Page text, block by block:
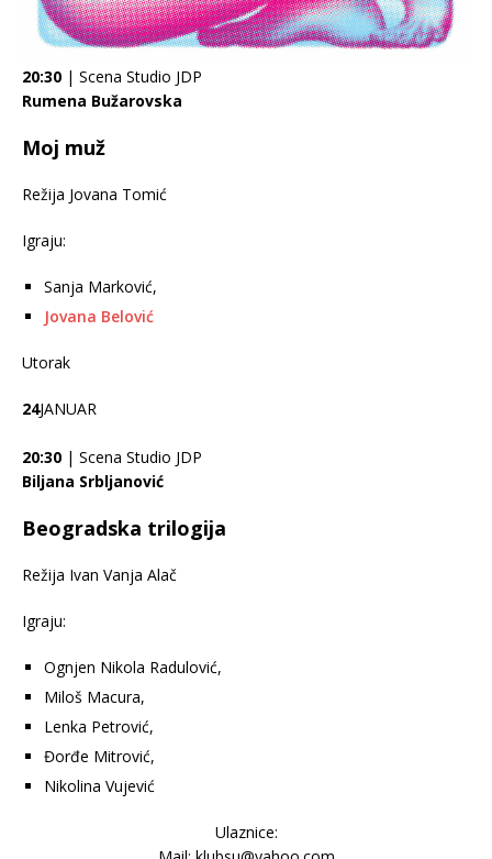
20:30 | Scena Studio JDP
Rumena Bužarovska
Moj muž
Režija Jovana Tomić
Igraju:
Sanja Marković,
Jovana Belović
Utorak
24JANUAR
20:30 | Scena Studio JDP
Biljana Srbljanović
Beogradska trilogija
Režija Ivan Vanja Alač
Igraju:
Ognjen Nikola Radulović,
Miloš Macura,
Lenka Petrović,
Đorđe Mitrović,
Nikolina Vujević
Ulaznice: